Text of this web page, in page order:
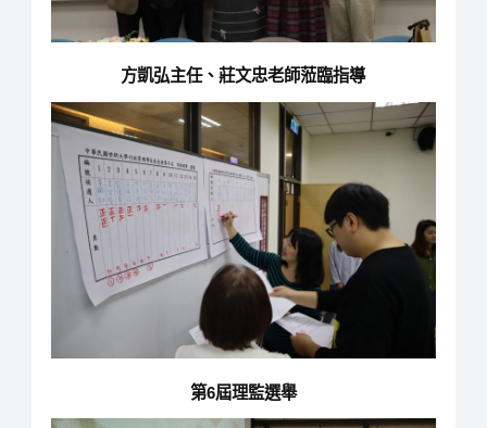
方凱弘主任、莊文忠老師蒞臨指導
第6屆理監選舉